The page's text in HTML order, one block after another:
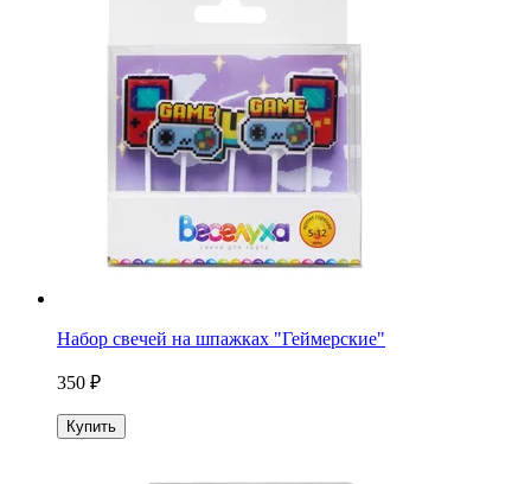
Набор свечей на шпажках "Геймерские"
350 ₽
Купить